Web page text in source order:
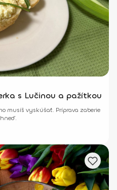
s Lučinou a pažítkou
musíš vyskúšať. Príprava zaberie